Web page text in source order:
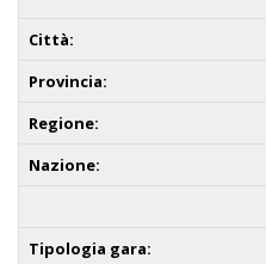
Città:
Provincia:
Regione:
Nazione:
Tipologia gara: